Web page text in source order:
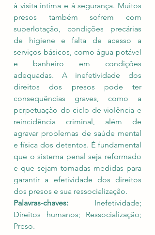
à visita íntima e à segurança. Muitos
presos também sofrem com
superlotação, condições precárias
de higiene e falta de acesso a
serviços básicos, como água potável
e banheiro em condições
adequadas. A inefetividade dos
direitos dos presos pode ter
consequências graves, como a
perpetuação do ciclo de violência e
reincidência criminal, além de
agravar problemas de saúde mental
e física dos detentos. É fundamental
que o sistema penal seja reformado
e que sejam tomadas medidas para
garantir a efetividade dos direitos
dos presos e sua ressocialização.
Palavras-chaves: Inefetividade;
Direitos humanos; Ressocialização;
Preso.